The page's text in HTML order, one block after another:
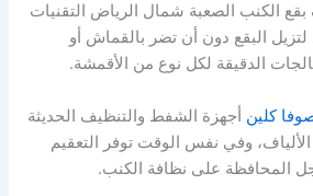
الكنب الصعبة شمال الرياض التقنيات
لتزيل البقع دون أن تضر بالقماش أو
الدقيقة لكل نوع من الأقمشة.
كلين أجهزة الشفط والتنظيف الحديثة
وفي نفس الوقت توفر التعقيم
المحافظة على نظافة الكنب.